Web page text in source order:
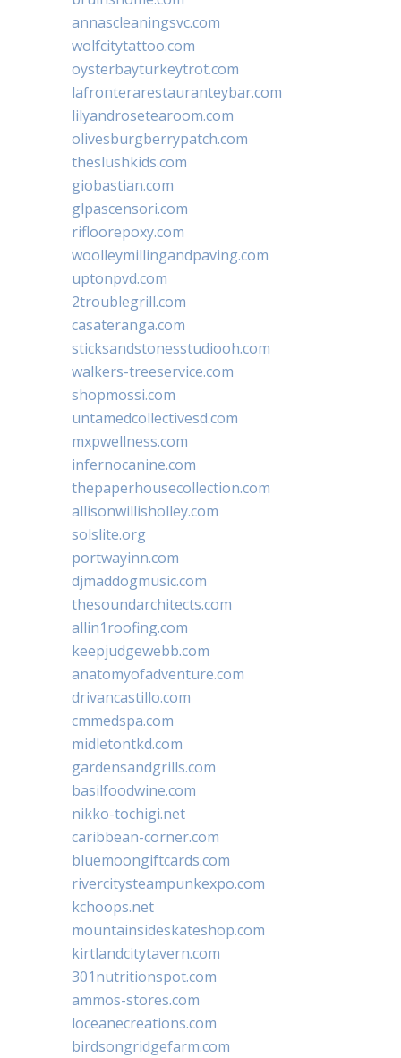
annascleaningsvc.com
wolfcitytattoo.com
oysterbayturkeytrot.com
lafronterarestauranteybar.com
lilyandrosetearoom.com
olivesburgberrypatch.com
theslushkids.com
giobastian.com
glpascensori.com
rifloorepoxy.com
woolleymillingandpaving.com
uptonpvd.com
2troublegrill.com
casateranga.com
sticksandstonesstudiooh.com
walkers-treeservice.com
shopmossi.com
untamedcollectivesd.com
mxpwellness.com
infernocanine.com
thepaperhousecollection.com
allisonwillisholley.com
solslite.org
portwayinn.com
djmaddogmusic.com
thesoundarchitects.com
allin1roofing.com
keepjudgewebb.com
anatomyofadventure.com
drivancastillo.com
cmmedspa.com
midletontkd.com
gardensandgrills.com
basilfoodwine.com
nikko-tochigi.net
caribbean-corner.com
bluemoongiftcards.com
rivercitysteampunkexpo.com
kchoops.net
mountainsideskateshop.com
kirtlandcitytavern.com
301nutritionspot.com
ammos-stores.com
loceanecreations.com
birdsongridgefarm.com